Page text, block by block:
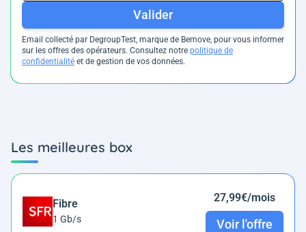
Valider
Email collecté par DegroupTest, marque de Bemove, pour vous informer
sur les offres des opérateurs. Consultez notre politique de
confidentialité et de gestion de vos données.
Les meilleures box
Fibre
1 Gb/s
27,99€/mois
Voir l'offre